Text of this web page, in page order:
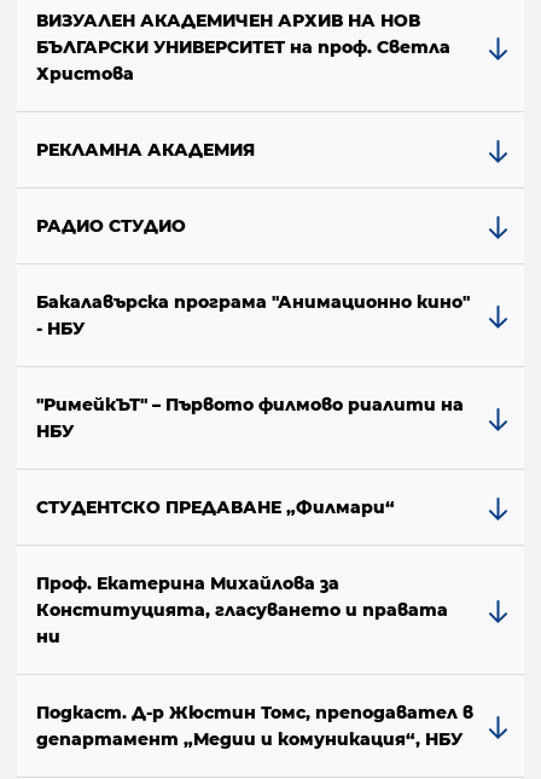
ВИЗУАЛЕН АКАДЕМИЧЕН АРХИВ НА НОВ
БЪЛГАРСКИ УНИВЕРСИТЕТ на проф. Светла
Христова
РЕКЛАМНА АКАДЕМИЯ
РАДИО СТУДИО
Бакалавърска програма "Анимационно кино"
- НБУ
"РимейкЪТ" – Първото филмово риалити на
НБУ
СТУДЕНТСКО ПРЕДАВАНЕ „Филмари“
Проф. Екатерина Михайлова за
Конституцията, гласуването и правата
ни
Подкаст. Д-р Жюстин Томс, преподавател в
департамент „Медии и комуникация“, НБУ